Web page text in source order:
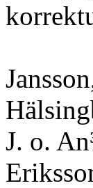
J. o.